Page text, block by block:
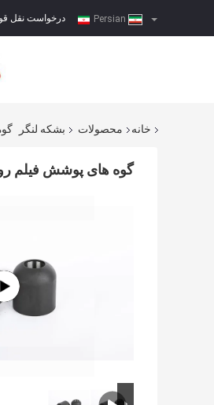
درخواست نقل
خانه محصولات بشکه لنگر
گوه های پوشش فیلم